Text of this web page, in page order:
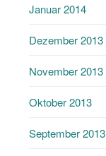
Januar 2014
Dezember 2013
November 2013
Oktober 2013
September 2013